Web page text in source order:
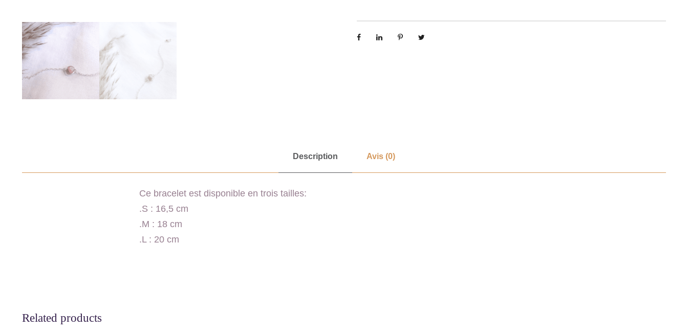
Description Avis (0)
Ce bracelet est disponible en trois tailles:
.S : 16,5 cm
.M : 18 cm
.L : 20 cm
Related products